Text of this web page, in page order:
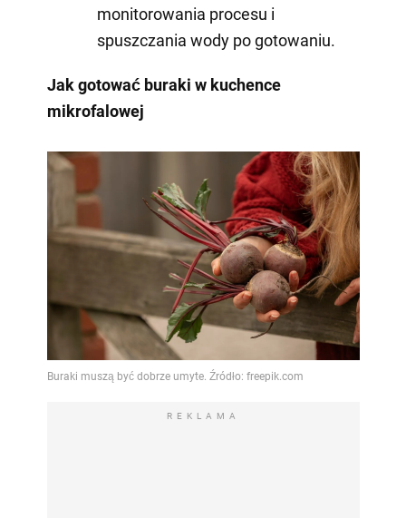
monitorowania procesu i
spuszczania wody po gotowaniu.
Jak gotować buraki w kuchence
mikrofalowej
REKLAMA